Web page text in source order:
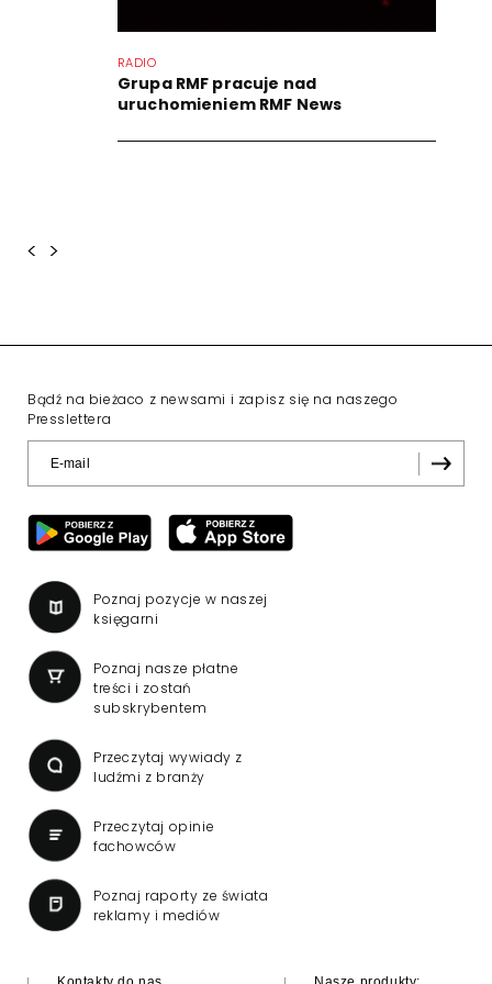
RADIO
Grupa RMF pracuje nad
uruchomieniem RMF News
< >
Bądź na bieżaco z newsami i zapisz się na naszego
Presslettera
Poznaj pozycje w naszej
księgarni
Poznaj nasze płatne
treści i zostań
subskrybentem
Przeczytaj wywiady z
ludźmi z branży
Przeczytaj opinie
fachowców
Poznaj raporty ze świata
reklamy i mediów